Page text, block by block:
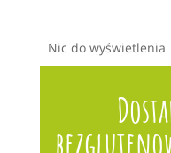
Nic do wyświetlenia